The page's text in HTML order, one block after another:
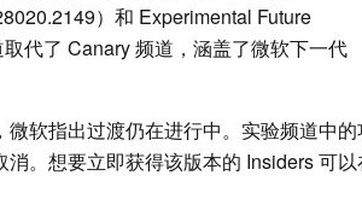
）和 Experimental Future
代了 Canary 频道，涵盖了微软下一代
软指出过渡仍在进行中。实验频道中的
。想要立即获得该版本的 Insiders 可以